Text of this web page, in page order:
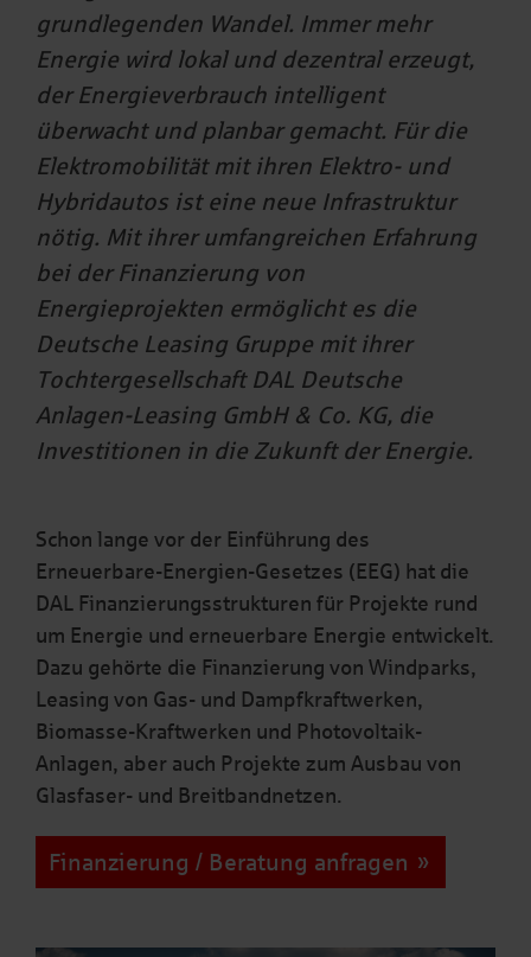
grundlegenden Wandel. Immer mehr
Energie wird lokal und dezentral erzeugt,
der Energieverbrauch intelligent
überwacht und planbar gemacht. Für die
Elektromobilität mit ihren Elektro- und
Hybridautos ist eine neue Infrastruktur
nötig. Mit ihrer umfangreichen Erfahrung
bei der Finanzierung von
Energieprojekten ermöglicht es die
Deutsche Leasing Gruppe mit ihrer
Tochtergesellschaft DAL Deutsche
Anlagen-Leasing GmbH & Co. KG, die
Investitionen in die Zukunft der Energie.
Schon lange vor der Einführung des
Erneuerbare-Energien-Gesetzes (EEG) hat die
DAL Finanzierungsstrukturen für Projekte rund
um Energie und erneuerbare Energie entwickelt.
Dazu gehörte die Finanzierung von Windparks,
Leasing von Gas- und Dampfkraftwerken,
Biomasse-Kraftwerken und Photovoltaik-
Anlagen, aber auch Projekte zum Ausbau von
Glasfaser- und Breitbandnetzen.
Finanzierung / Beratung anfragen